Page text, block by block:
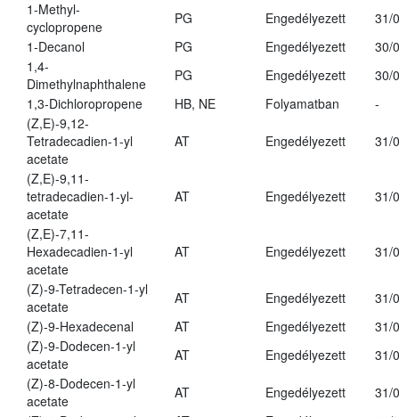
1-Methyl-
cyclopropene
PG Engedélyezett
31/
1-Decanol
PG Engedélyezett
30/
1,4-
Dimethylnaphthalene
PG Engedélyezett
30/
1,3-Dichloropropene
HB, NE Folyamatban
-
(Z,E)-9,12-
Tetradecadien-1-yl
acetate
AT Engedélyezett 31/
(Z,E)-9,11-
tetradecadien-1-yl-
acetate
AT Engedélyezett 31/
(Z,E)-7,11-
Hexadecadien-1-yl
acetate
AT Engedélyezett 31/
(Z)-9-Tetradecen-1-yl
acetate
AT Engedélyezett
31/
(Z)-9-Hexadecenal
AT Engedélyezett
31/
(Z)-9-Dodecen-1-yl
acetate
AT Engedélyezett
31/
(Z)-8-Dodecen-1-yl
acetate
AT Engedélyezett
31/